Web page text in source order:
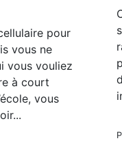
pour
vous ne
vous vouliez
à court
vous